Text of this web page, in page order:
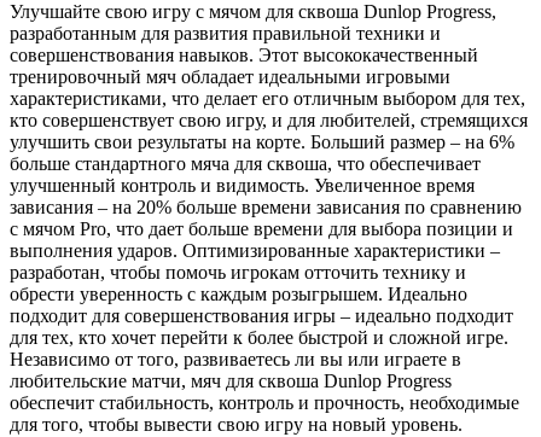
Улучшайте свою игру с мячом для сквоша Dunlop Progress,
разработанным для развития правильной техники и
совершенствования навыков. Этот высококачественный
тренировочный мяч обладает идеальными игровыми
характеристиками, что делает его отличным выбором для тех,
кто совершенствует свою игру, и для любителей, стремящихся
улучшить свои результаты на корте. Больший размер – на 6%
больше стандартного мяча для сквоша, что обеспечивает
улучшенный контроль и видимость. Увеличенное время
зависания – на 20% больше времени зависания по сравнению
с мячом Pro, что дает больше времени для выбора позиции и
выполнения ударов. Оптимизированные характеристики –
разработан, чтобы помочь игрокам отточить технику и
обрести уверенность с каждым розыгрышем. Идеально
подходит для совершенствования игры – идеально подходит
для тех, кто хочет перейти к более быстрой и сложной игре.
Независимо от того, развиваетесь ли вы или играете в
любительские матчи, мяч для сквоша Dunlop Progress
обеспечит стабильность, контроль и прочность, необходимые
для того, чтобы вывести свою игру на новый уровень.